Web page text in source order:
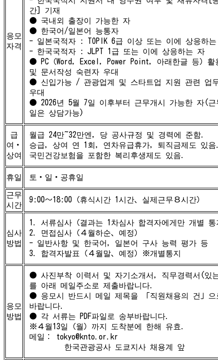
응모
자격
간] 기재
● 국내외 출장이 가능한 자
● 한국어/일본어 능통자
- 일본국적자 : TOPIK 6급 이상 또는 이에 상응하
- 한국국적자 : JLPT 1급 또는 이에 상응하는 자
● PC（Word, Excel, Power Point, 아래한글 등）활
및 문서작성 숙련자 우대
● 신입가능 / 관광업계 및 스타트업 지원 관련 업
우대
● 2026년 5월 7일 이후부터 근무개시 가능한 자(근
일은 상담가능)
급
여・
상여
월급 24만~32만엔, 당 공사규정 및 경력에 준함.
승급, 상여 연 1회, 연차유급휴가, 퇴직금제도 있
국민건강보험을 포함한 복리후생제도 있음.
휴일 토・일・공휴일
근무
시간
9:00～18:00（휴식시간 1시간、실제근무８시간）
심사
방법
1. 서류심사（결과는 1차심사 합격자에게만 개별 통
2. 면접심사（４월하순、예정）
- 일반사항 및 한국어, 일본어 구사 능력 평가 등
3. 합격자발표（４월말、예정）※개별통지
응모
방법
● 사진부착 이력서 및 자기소개서, 직무경력서(있
를 아래 메일주소로 제출바랍니다.
● 응모시 반드시 메일 제목을 「직원채용의 건」으
바랍니다.
● 각 서류는 PDF파일로 송부바랍니다.
※４월13일（월）까지 도착분에 한해 유효.
메일： tokyo@knto.or.kr
한국관광공사 도쿄지사 채용계 앞